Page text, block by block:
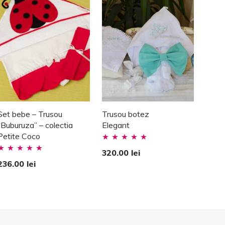
bebe – Trusou
– colectia
Coco
lalei
Trusou botez
Elegant
Evaluat la
320.00 lei